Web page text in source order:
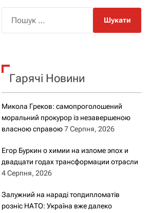
о
у
к
Гарячі Новини
Микола Греков: самопроголошений
моральний прокурор із незавершеною
власною справою 7 Серпня, 2026
Егор Буркин о химии на изломе эпох и
двадцати годах трансформации отрасли
4 Серпня, 2026
Залужний на нараді топдипломатів
розніс НАТО: Україна вже далеко